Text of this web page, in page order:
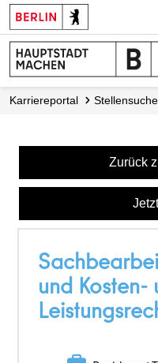
Karriereportal Stellensuche
Zurück
und Kosten-